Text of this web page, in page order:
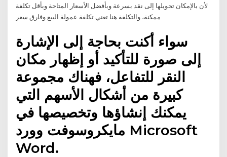
لأن بالإمكان تحويلها إلى نقد بسرعة وبأفضل الأسعار المتاحة وبأقل تكلفة
ممكنة، والتكلفة هنا تعني تكلفة عمولة البيع وفارق سعر
سواء أكنت بحاجة إلى الإشارة
إلى صورة للتأكيد أو إظهار مكان
النقر للتفاعل، فهناك مجموعة
كبيرة من أشكال الأسهم التي
يمكنك إنشاؤها وتخصيصها في
مايكروسوفت وورد Microsoft
Word.